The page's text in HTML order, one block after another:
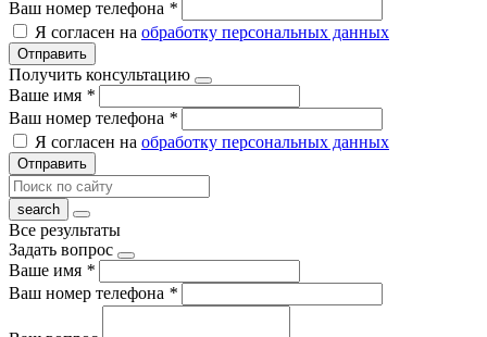
Ваш номер телефона *
Я согласен на обработку персональных данных
Отправить
Получить консультацию
Ваше имя *
Ваш номер телефона *
Я согласен на обработку персональных данных
Отправить
Все результаты
Задать вопрос
Ваше имя *
Ваш номер телефона *